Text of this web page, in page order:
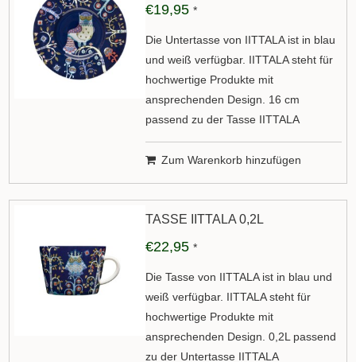
€19,95 *
Die Untertasse von IITTALA ist in blau
und weiß verfügbar. IITTALA steht für
hochwertige Produkte mit
ansprechenden Design. 16 cm
passend zu der Tasse IITTALA
Zum Warenkorb hinzufügen
TASSE IITTALA 0,2L
€22,95 *
Die Tasse von IITTALA ist in blau und
weiß verfügbar. IITTALA steht für
hochwertige Produkte mit
ansprechenden Design. 0,2L passend
zu der Untertasse IITTALA